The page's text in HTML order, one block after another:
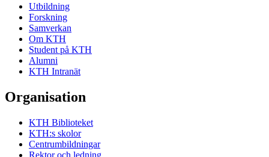
Utbildning
Forskning
Samverkan
Om KTH
Student på KTH
Alumni
KTH Intranät
Organisation
KTH Biblioteket
KTH:s skolor
Centrumbildningar
Rektor och ledning